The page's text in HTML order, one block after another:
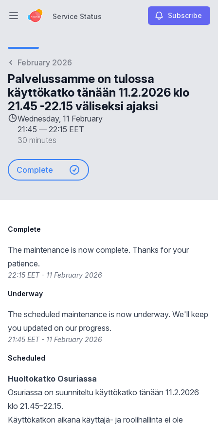
Open main menuService Status Subscribe
February 2026
Palvelussamme on tulossa
käyttökatko tänään 11.2.2026 klo
21.45 -22.15 väliseksi ajaksi
Wednesday, 11 February
21:45 — 22:15 EET
30 minutes
Complete
Complete
The maintenance is now complete. Thanks for your
patience.
22:15 EET - 11 February 2026
Underway
The scheduled maintenance is now underway. We'll keep
you updated on our progress.
21:45 EET - 11 February 2026
Scheduled
Huoltokatko Osuriassa
Osuriassa on suunniteltu käyttökatko tänään 11.2.2026
klo 21.45–22.15.
Käyttökatkon aikana käyttäjä- ja roolihallinta ei ole